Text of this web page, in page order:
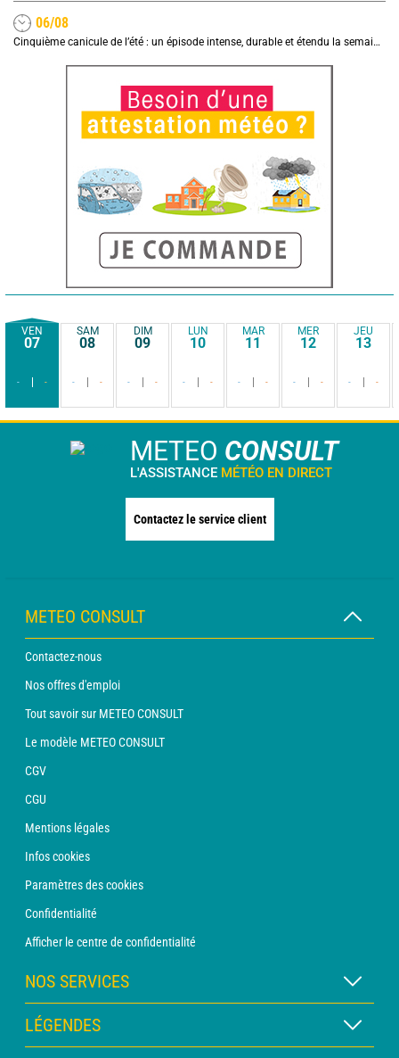
06/08
Cinquième canicule de l’été : un épisode intense, durable et étendu la semaine prochaine
VEN
07
- -
SAM
08
- -
DIM
09
- -
LUN
10
- -
MAR
11
- -
MER
12
- -
JEU
13
- -
METEO CONSULT
L'ASSISTANCE MÉTÉO EN DIRECT
Contactez le service client
METEO CONSULT
Contactez-nous
Nos offres d'emploi
Tout savoir sur METEO CONSULT
Le modèle METEO CONSULT
CGV
CGU
Mentions légales
Infos cookies
Paramètres des cookies
Confidentialité
Afficher le centre de confidentialité
NOS SERVICES
Abonnement METEO Xpert
Abonnement METEO PRO
LÉGENDES